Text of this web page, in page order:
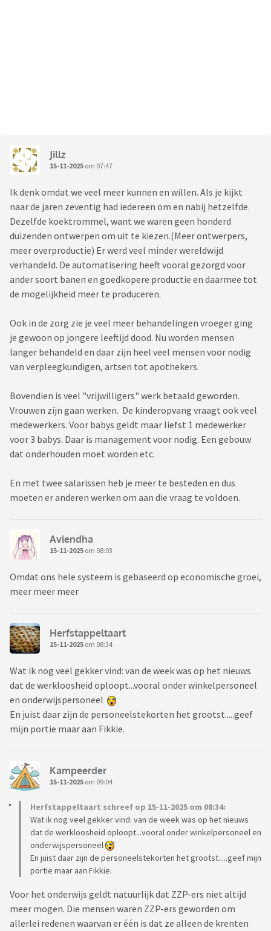
Jillz
15-11-2025 om 07:47
Ik denk omdat we veel meer kunnen en willen. Als je kijkt
naar de jaren zeventig had iedereen om en nabij hetzelfde.
Dezelfde koektrommel, want we waren geen honderd
duizenden ontwerpen om uit te kiezen.(Meer ontwerpers,
meer overproductie) Er werd veel minder wereldwijd
verhandeld. De automatisering heeft vooral gezorgd voor
ander soort banen en goedkopere productie en daarmee tot
de mogelijkheid meer te produceren.
Ook in de zorg zie je veel meer behandelingen vroeger ging
je gewoon op jongere leeftijd dood. Nu worden mensen
langer behandeld en daar zijn heel veel mensen voor nodig
van verpleegkundigen, artsen tot apothekers.
Bovendien is veel "vrijwilligers" werk betaald geworden.
Vrouwen zijn gaan werken. De kinderopvang vraagt ook veel
medewerkers. Voor babys geldt maar liefst 1 medewerker
voor 3 babys. Daar is management voor nodig. Een gebouw
dat onderhouden moet worden etc.
En met twee salarissen heb je meer te besteden en dus
moeten er anderen werken om aan die vraag te voldoen.
Aviendha
15-11-2025 om 08:03
Omdat ons hele systeem is gebaseerd op economische groei,
meer meer meer
Herfstappeltaart
15-11-2025 om 08:34
Wat ik nog veel gekker vind: van de week was op het nieuws
dat de werkloosheid oploopt...vooral onder winkelpersoneel
en onderwijspersoneel
En juist daar zijn de personeelstekorten het grootst.....geef
mijn portie maar aan Fikkie.
Kampeerder
15-11-2025 om 09:04
Herfstappeltaart schreef op 15-11-2025 om 08:34:
Wat ik nog veel gekker vind: van de week was op het nieuws
dat de werkloosheid oploopt...vooral onder winkelpersoneel en
onderwijspersoneel
En juist daar zijn de personeelstekorten het grootst.....geef mijn
portie maar aan Fikkie.
Voor het onderwijs geldt natuurlijk dat ZZP-ers niet altijd
meer mogen. Die mensen waren ZZP-ers geworden om
allerlei redenen waarvan er één is dat ze alleen de krenten